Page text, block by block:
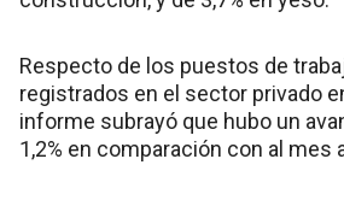
Respecto de los puestos de
registrados en el sector privado
informe subrayó que hubo un
1,2% en comparación con al mes